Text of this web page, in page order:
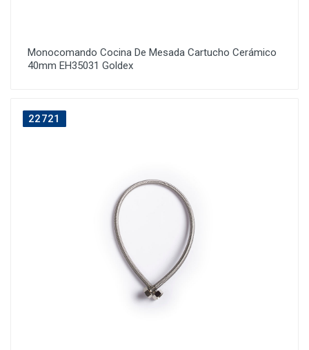
Monocomando Cocina De Mesada Cartucho Cerámico
40mm EH35031 Goldex
22721